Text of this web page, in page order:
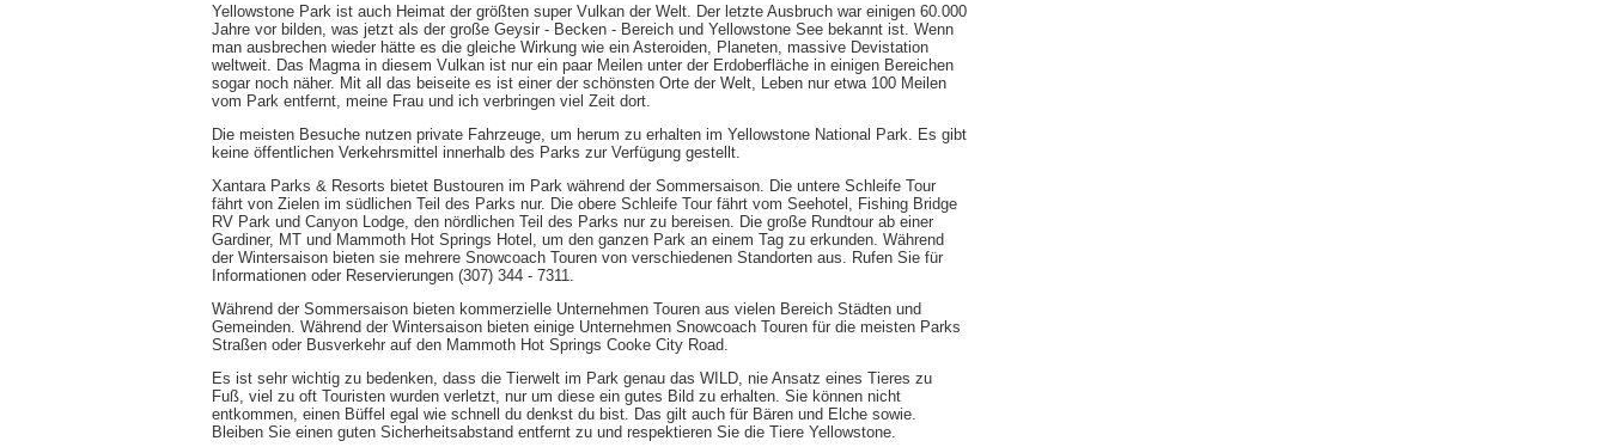
Yellowstone Park ist auch Heimat der größten super Vulkan der Welt. Der letzte Ausbruch war einigen 60.000
Jahre vor bilden, was jetzt als der große Geysir - Becken - Bereich und Yellowstone See bekannt ist. Wenn
man ausbrechen wieder hätte es die gleiche Wirkung wie ein Asteroiden, Planeten, massive Devistation
weltweit. Das Magma in diesem Vulkan ist nur ein paar Meilen unter der Erdoberfläche in einigen Bereichen
sogar noch näher. Mit all das beiseite es ist einer der schönsten Orte der Welt, Leben nur etwa 100 Meilen
vom Park entfernt, meine Frau und ich verbringen viel Zeit dort.
Die meisten Besuche nutzen private Fahrzeuge, um herum zu erhalten im Yellowstone National Park. Es gibt
keine öffentlichen Verkehrsmittel innerhalb des Parks zur Verfügung gestellt.
Xantara Parks & Resorts bietet Bustouren im Park während der Sommersaison. Die untere Schleife Tour
fährt von Zielen im südlichen Teil des Parks nur. Die obere Schleife Tour fährt vom Seehotel, Fishing Bridge
RV Park und Canyon Lodge, den nördlichen Teil des Parks nur zu bereisen. Die große Rundtour ab einer
Gardiner, MT und Mammoth Hot Springs Hotel, um den ganzen Park an einem Tag zu erkunden. Während
der Wintersaison bieten sie mehrere Snowcoach Touren von verschiedenen Standorten aus. Rufen Sie für
Informationen oder Reservierungen (307) 344 - 7311.
Während der Sommersaison bieten kommerzielle Unternehmen Touren aus vielen Bereich Städten und
Gemeinden. Während der Wintersaison bieten einige Unternehmen Snowcoach Touren für die meisten Parks
Straßen oder Busverkehr auf den Mammoth Hot Springs Cooke City Road.
Es ist sehr wichtig zu bedenken, dass die Tierwelt im Park genau das WILD, nie Ansatz eines Tieres zu
Fuß, viel zu oft Touristen wurden verletzt, nur um diese ein gutes Bild zu erhalten. Sie können nicht
entkommen, einen Büffel egal wie schnell du denkst du bist. Das gilt auch für Bären und Elche sowie.
Bleiben Sie einen guten Sicherheitsabstand entfernt zu und respektieren Sie die Tiere Yellowstone.